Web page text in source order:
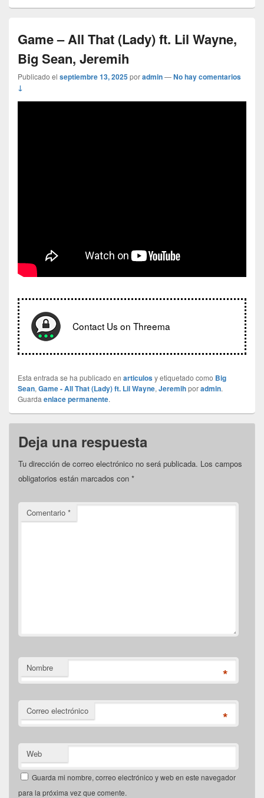
Game – All That (Lady) ft. Lil Wayne,
Big Sean, Jeremih
Publicado el septiembre 13, 2025poradmin—No hay comentarios
↓
Contact Us on Threema
Esta entrada se ha publicado en articulosy etiquetado como Big
Sean, Game - All That (Lady) ft. Lil Wayne, Jeremihporadmin.
Guarda enlace permanente.
Deja una respuesta
Tu dirección de correo electrónico no será publicada. Los campos
obligatorios están marcados con *
Comentario *
Nombre *
Correo electrónico *
Web
Guarda mi nombre, correo electrónico y web en este navegador
para la próxima vez que comente.